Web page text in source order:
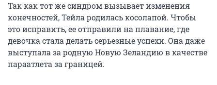
Так как тот же синдром вызывает изменения
конечностей, Тейла родилась косолапой. Чтобы
это исправить, ее отправили на плавание, где
девочка стала делать серьезные успехи. Она даже
выступала за родную Новую Зеландию в качестве
параатлета за границей.